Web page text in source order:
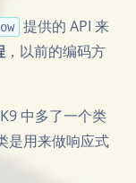
提供的 API 来
，以前的编码方
中多了一个类
是用来做响应式